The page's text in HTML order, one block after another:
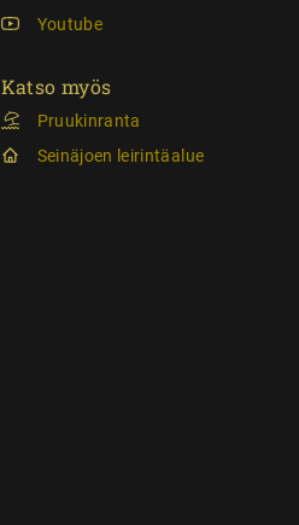
Youtube
Katso myös
Pruukinranta
Seinäjoen leirintäalue